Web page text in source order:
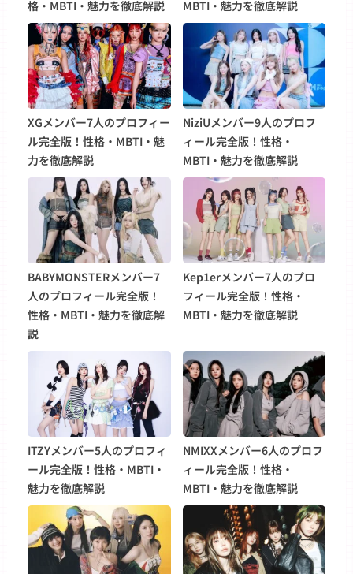
格・MBTI・魅力を徹底解説
MBTI・魅力を徹底解説
XGメンバー7人のプロフィー
ル完全版！性格・MBTI・魅
力を徹底解説
NiziUメンバー9人のプロフ
ィール完全版！性格・
MBTI・魅力を徹底解説
BABYMONSTERメンバー7
人のプロフィール完全版！
性格・MBTI・魅力を徹底解
説
Kep1erメンバー7人のプロ
フィール完全版！性格・
MBTI・魅力を徹底解説
ITZYメンバー5人のプロフィ
ール完全版！性格・MBTI・
魅力を徹底解説
NMIXXメンバー6人のプロフ
ィール完全版！性格・
MBTI・魅力を徹底解説